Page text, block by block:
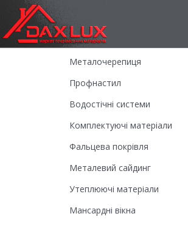
Металочерепиця
Профнастил
Водостічні системи
Комплектуючі матеріали
Фальцева покрівля
Металевий сайдинг
Утеплюючі матеріали
Мансардні вікна